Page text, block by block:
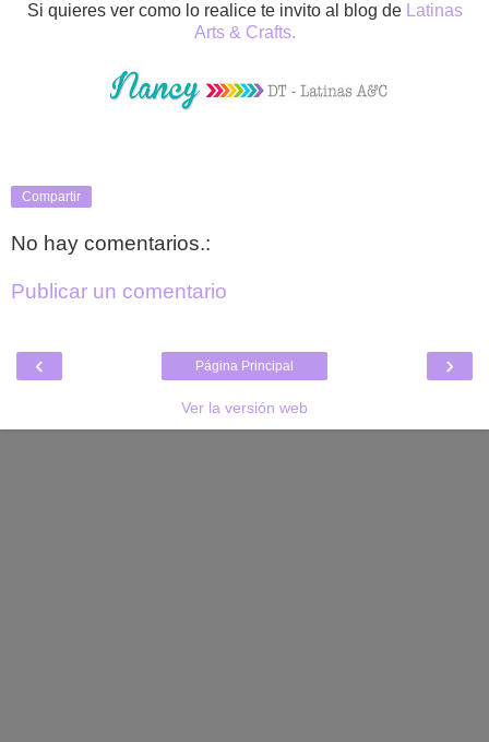
Si quieres ver como lo realice te invito al blog de
Latinas
Arts & Crafts.
Compartir
No hay comentarios.:
Publicar un comentario
‹ ›
Página Principal
Ver la versión web